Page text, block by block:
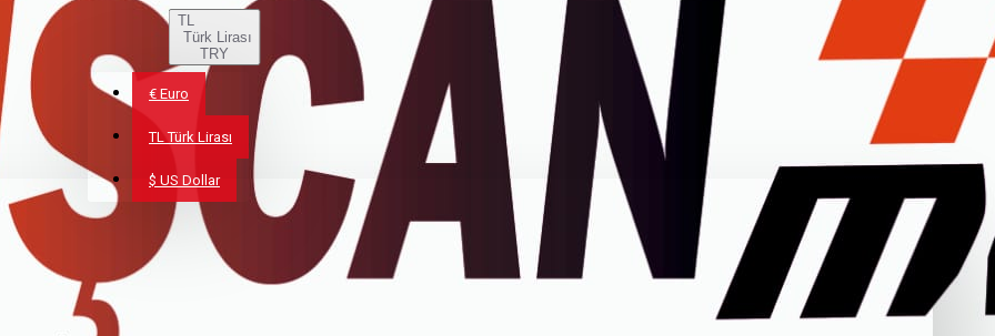
TL
Türk Lirası
TRY
€ Euro
TL Türk Lirası
$ US Dollar